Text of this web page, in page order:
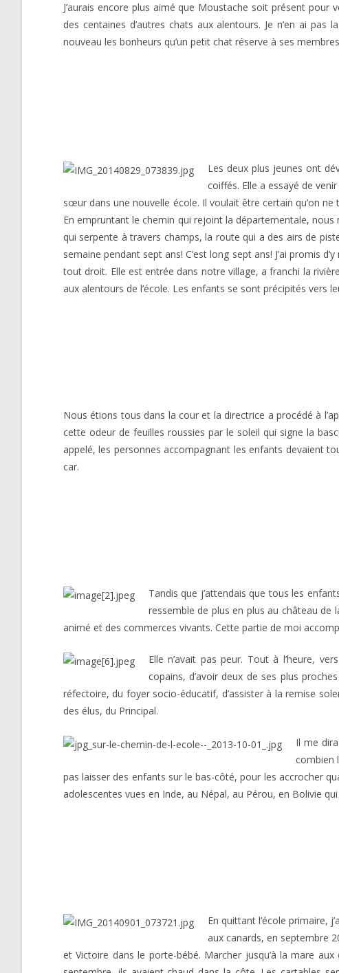
J’aurais encore plus aimé que Moustache soit présent
des centaines d’autres chats aux alentours. Je n’en ai
nouveau les bonheurs qu’un petit chat réserve à ses
Les deux plus jeunes ont
coiffés. Elle a essayé de
sœur dans une nouvelle école. Il voulait être certain qu’on
En empruntant le chemin qui rejoint la départementale,
qui serpente à travers champs, la route qui a des airs de
semaine pendant sept ans! C’est long sept ans! J’ai promis
tout droit. Elle est entrée dans notre village, a franchi la
aux alentours de l’école. Les enfants se sont précipités vers
Nous étions tous dans la cour et la directrice a procédé à
cette odeur de feuilles roussies par le soleil qui signe la
appelé, les personnes accompagnant les enfants devaient
car.
Tandis que j’attendais que tous les
ressemble de plus en plus au château
animé et des commerces vivants. Cette partie de moi
Elle n’avait pas peur. Tout à l’heure,
copains, d’avoir deux de ses plus
réfectoire, du foyer socio-éducatif, d’assister à la remise
des élus, du Principal.
Il me
combien
pas laisser des enfants sur le bas-côté, pour les accrocher
adolescentes vues en Inde, au Népal, au Pérou, en Bolivie
En quittant l’école primaire,
aux canards, en septembre
et Victoire dans le porte-bébé. Marcher jusqu’à la mare